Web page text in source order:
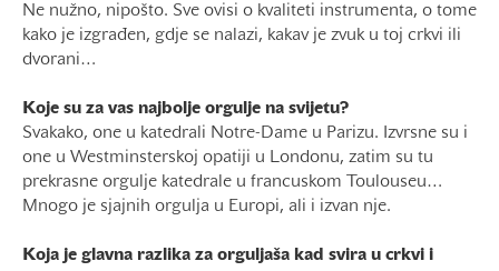
Ne nužno, nipošto. Sve ovisi o kvaliteti instrumenta, o tome
kako je izgrađen, gdje se nalazi, kakav je zvuk u toj crkvi ili
dvorani…
Koje su za vas najbolje orgulje na svijetu?
Svakako, one u katedrali Notre-Dame u Parizu. Izvrsne su i
one u Westminsterskoj opatiji u Londonu, zatim su tu
prekrasne orgulje katedrale u francuskom Toulouseu…
Mnogo je sjajnih orgulja u Europi, ali i izvan nje.
Koja je glavna razlika za orguljaša kad svira u crkvi i